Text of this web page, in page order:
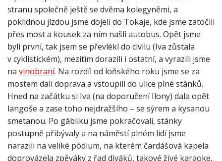
stranu společně ještě se dvěma kolegyněmi, a
poklidnou jízdou jsme dojeli do Tokaje, kde jsme zatočili
přes most a kousek za ním našli autobus. Opět jsme
byli první, tak jsem se převlékl do civilu (Iva zůstala
v cyklistickém), mezitím dorazili i ostatní, a vyrazili jsme
na vinobraní. Na rozdíl od loňského roku jsme se za
mostem dali doprava a vstoupili do ulice plné stánků.
Hned na začátku si Iva (na doporučení Ilony) dala opět
langoše a zase toho nejdražšího – se sýrem a kysanou
smetanou. Po gábliku jsme pokračovali, stánky
postupně přibývaly a na náměstí plném lidí jsme
narazili na veliké pódium, na kterém čardášová kapela
doprovázela zpěváky z řad diváků, takové živé karaoke,